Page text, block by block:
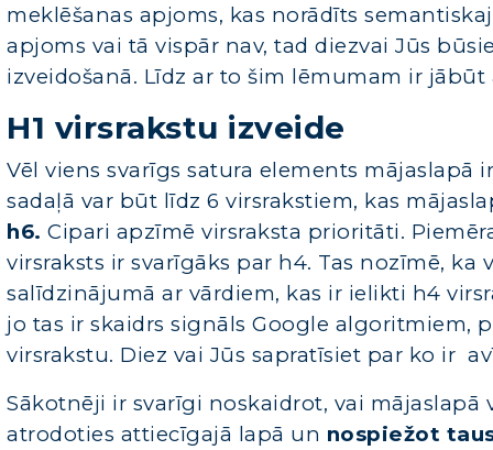
meklēšanas apjoms, kas norādīts
apjoms vai tā vispār nav, tad diezvai Jūs
izveidošanā. Līdz ar to šim lēmumam ir
H1 virsrakstu izveide
Vēl viens svarīgs satura elements mājaslapā
sadaļā var būt līdz 6 virsrakstiem, kas
h6. Cipari apzīmē virsraksta prioritāti.
virsraksts ir svarīgāks par h4. Tas nozīmē, ka
salīdzinājumā ar vārdiem, kas ir ielikti h4
jo tas ir skaidrs signāls Google algoritmiem,
virsrakstu. Diez vai Jūs sapratīsiet par ko ir
Sākotnēji ir svarīgi noskaidrot, vai mājaslapā
atrodoties attiecīgajā lapā un nospiežot